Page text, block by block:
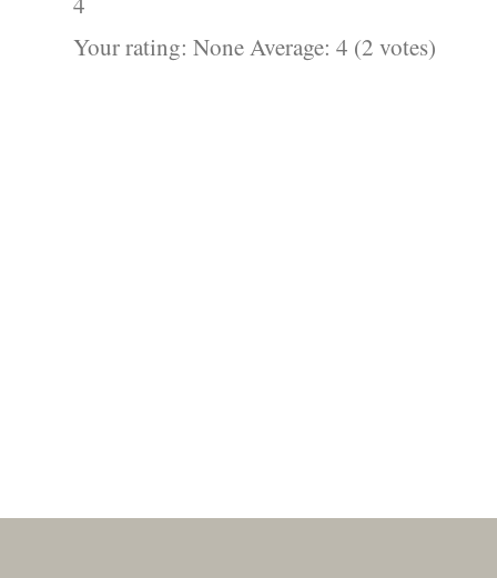
Your rating: NoneAverage: 4 (2 votes)